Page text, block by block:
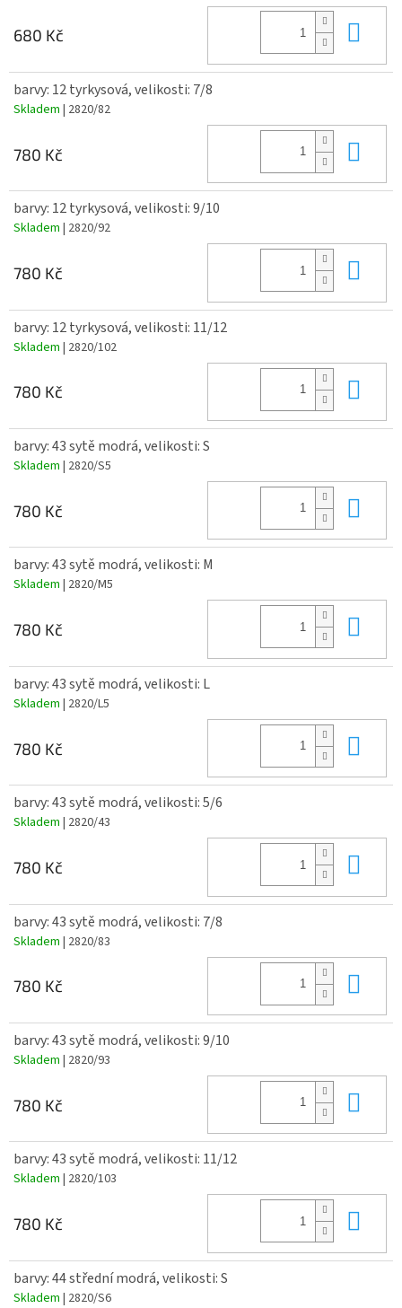
680 Kč
barvy: 12 tyrkysová, velikosti: 7/8
Skladem | 2820/82
780 Kč
barvy: 12 tyrkysová, velikosti: 9/10
Skladem | 2820/92
780 Kč
barvy: 12 tyrkysová, velikosti: 11/12
Skladem | 2820/102
780 Kč
barvy: 43 sytě modrá, velikosti: S
Skladem | 2820/S5
780 Kč
barvy: 43 sytě modrá, velikosti: M
Skladem | 2820/M5
780 Kč
barvy: 43 sytě modrá, velikosti: L
Skladem | 2820/L5
780 Kč
barvy: 43 sytě modrá, velikosti: 5/6
Skladem | 2820/43
780 Kč
barvy: 43 sytě modrá, velikosti: 7/8
Skladem | 2820/83
780 Kč
barvy: 43 sytě modrá, velikosti: 9/10
Skladem | 2820/93
780 Kč
barvy: 43 sytě modrá, velikosti: 11/12
Skladem | 2820/103
780 Kč
barvy: 44 střední modrá, velikosti: S
Skladem | 2820/S6